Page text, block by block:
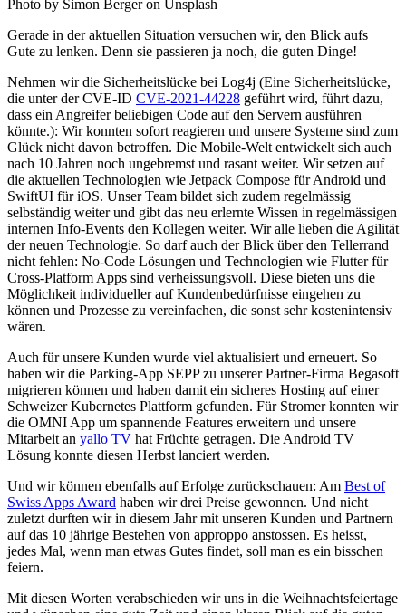
Photo by Simon Berger on Unsplash
Gerade in der aktuellen Situation versuchen wir, den Blick aufs
Gute zu lenken. Denn sie passieren ja noch, die guten Dinge!
Nehmen wir die Sicherheitslücke bei Log4j (Eine Sicherheitslücke,
die unter der CVE-ID CVE-2021-44228 geführt wird, führt dazu,
dass ein Angreifer beliebigen Code auf den Servern ausführen
könnte.): Wir konnten sofort reagieren und unsere Systeme sind zum
Glück nicht davon betroffen. Die Mobile-Welt entwickelt sich auch
nach 10 Jahren noch ungebremst und rasant weiter. Wir setzen auf
die aktuellen Technologien wie Jetpack Compose für Android und
SwiftUI für iOS. Unser Team bildet sich zudem regelmässig
selbständig weiter und gibt das neu erlernte Wissen in regelmässigen
internen Info-Events den Kollegen weiter. Wir alle lieben die Agilität
der neuen Technologie. So darf auch der Blick über den Tellerrand
nicht fehlen: No-Code Lösungen und Technologien wie Flutter für
Cross-Platform Apps sind verheissungsvoll. Diese bieten uns die
Möglichkeit individueller auf Kundenbedürfnisse eingehen zu
können und Prozesse zu vereinfachen, die sonst sehr kostenintensiv
wären.
Auch für unsere Kunden wurde viel aktualisiert und erneuert. So
haben wir die Parking-App SEPP zu unserer Partner-Firma Begasoft
migrieren können und haben damit ein sicheres Hosting auf einer
Schweizer Kubernetes Plattform gefunden. Für Stromer konnten wir
die OMNI App um spannende Features erweitern und unsere
Mitarbeit an yallo TV hat Früchte getragen. Die Android TV
Lösung konnte diesen Herbst lanciert werden.
Und wir können ebenfalls auf Erfolge zurückschauen: Am Best of
Swiss Apps Award haben wir drei Preise gewonnen. Und nicht
zuletzt durften wir in diesem Jahr mit unseren Kunden und Partnern
auf das 10 jährige Bestehen von approppo anstossen. Es heisst,
jedes Mal, wenn man etwas Gutes findet, soll man es ein bisschen
feiern.
Mit diesen Worten verabschieden wir uns in die Weihnachtsfeiertage